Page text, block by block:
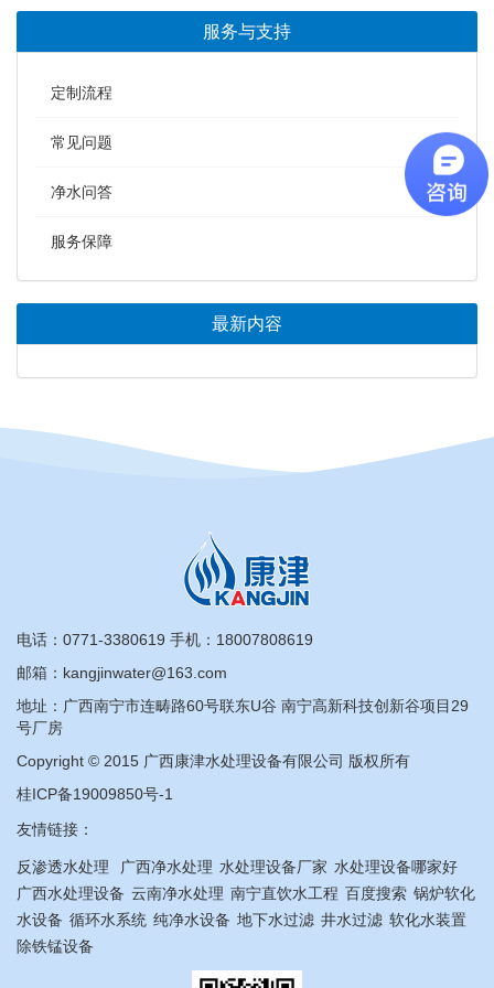
服务与支持
定制流程
常见问题
净水问答
服务保障
最新内容
电话： 0771-3380619 手机： 18007808619
邮箱：kangjinwater@163.com
地址：广西南宁市连畴路60号联东U谷 南宁高新科技创新谷项目29
号厂房
Copyright © 2015 广西康津水处理设备有限公司 版权所有
桂ICP备19009850号-1
友情链接：
反渗透水处理 广西净水处理 水处理设备厂家 水处理设备哪家好
广西水处理设备 云南净水处理 南宁直饮水工程 百度搜索 锅炉软化
水设备 循环水系统 纯净水设备 地下水过滤 井水过滤 软化水装置
除铁锰设备